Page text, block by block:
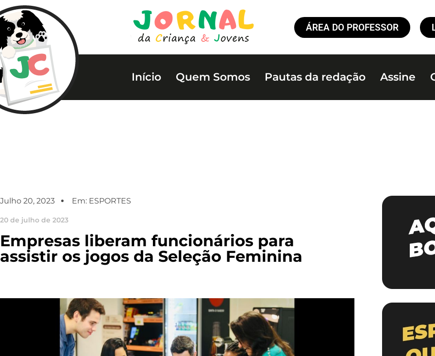
ÁREA DO PROFESSOR
Início Quem Somos Pautas da redação Assine
Julho 20, 2023 Em: ESPORTES
20 de julho de 2023
Empresas liberam funcionários para
assistir os jogos da Seleção Feminina